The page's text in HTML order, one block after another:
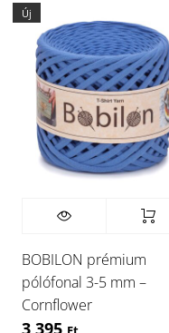
Új
BOBILON prémium
pólófonal 3-5 mm –
Cornflower